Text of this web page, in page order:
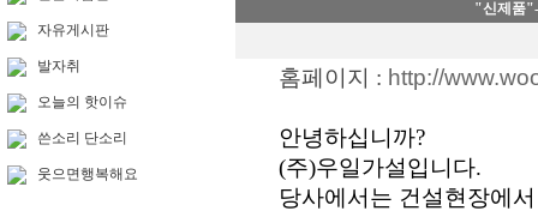
자유게시판
발자취
오늘의 핫이슈
쓴소리 단소리
웃으면행복해요
"신제품
홈페이지 : http://
안녕하십니까?
(주)우일가설입니다.
당사에서는 건설현장에